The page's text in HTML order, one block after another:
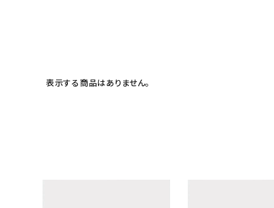
表示する商品はありません。